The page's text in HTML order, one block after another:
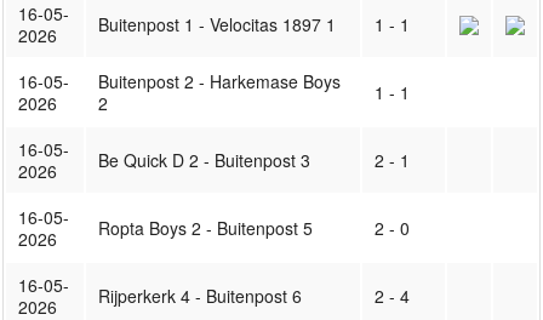
16-05-
2026
Buitenpost 1 - Velocitas 1897 1 1 - 1
16-05-
2026
Buitenpost 2 - Harkemase Boys
2
1 - 1
16-05-
2026
Be Quick D 2 - Buitenpost 3 2 - 1
16-05-
2026
Ropta Boys 2 - Buitenpost 5 2 - 0
16-05-
2026
Rijperkerk 4 - Buitenpost 6 2 - 4